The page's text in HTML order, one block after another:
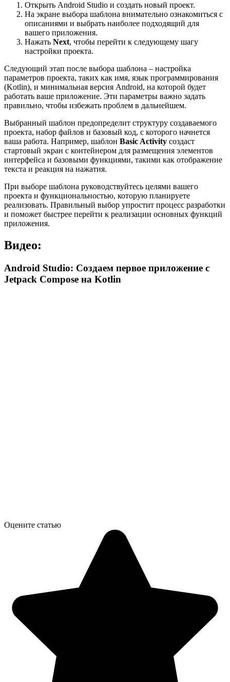
Открыть Android Studio и создать новый проект.
На экране выбора шаблона внимательно ознакомиться с
описаниями и выбрать наиболее подходящий для
вашего приложения.
Нажать Next, чтобы перейти к следующему шагу
настройки проекта.
Следующий этап после выбора шаблона – настройка
параметров проекта, таких как имя, язык программирования
(Kotlin), и минимальная версия Android, на которой будет
работать ваше приложение. Эти параметры важно задать
правильно, чтобы избежать проблем в дальнейшем.
Выбранный шаблон предопределит структуру создаваемого
проекта, набор файлов и базовый код, с которого начнется
ваша работа. Например, шаблон Basic Activity создаст
стартовый экран с контейнером для размещения элементов
интерфейса и базовыми функциями, такими как отображение
текста и реакция на нажатия.
При выборе шаблона руководствуйтесь целями вашего
проекта и функциональностью, которую планируете
реализовать. Правильный выбор упростит процесс разработки
и поможет быстрее перейти к реализации основных функций
приложения.
Видео:
Android Studio: Создаем первое приложение с
Jetpack Compose на Kotlin
Оцените статью